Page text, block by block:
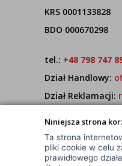
Niniejsza strona
Ta strona
pliki cookie w celu
prawidłowego
KRS 0001133828
BDO 000670298
tel.: +48 798 747
Dział Handlowy:
Dział Reklamacji:
7:00 - 15:00